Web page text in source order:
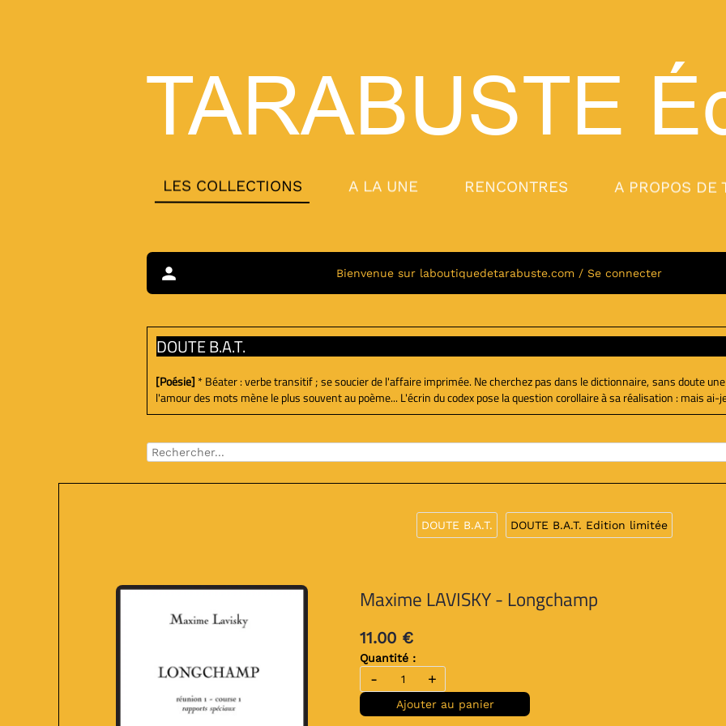
LES COLLECTIONS A LA UNE RENCONTRES A PROPOS DE
TARABUSTE
person Bienvenue sur laboutiquedetarabuste.com / Se connecter
DOUTE B.A.T.
[Poésie] * Béater : verbe transitif ; se soucier de l'affaire imprimée. Ne cherchez pas dans le dictionnaire, sans doute
l'amour des mots mène le plus souvent au poème... L'écrin du codex pose la question corollaire à sa réalisation : mais ai-
DOUTE B.A.T. DOUTE B.A.T. Edition limitée
Maxime LAVISKY - Longchamp
11.00 €
Quantité :
- +
Ajouter au panier